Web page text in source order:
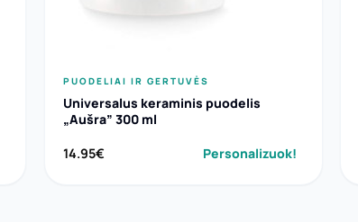
PUODELIAI IR GERTUVĖS
Universalus keraminis puodelis
„Aušra” 300 ml
14.95€ Personalizuok!